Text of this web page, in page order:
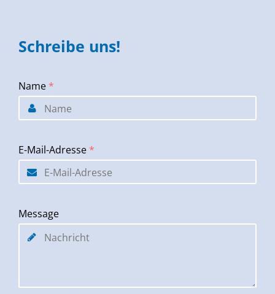
Schreibe uns!
Name *
E-Mail-Adresse *
Message